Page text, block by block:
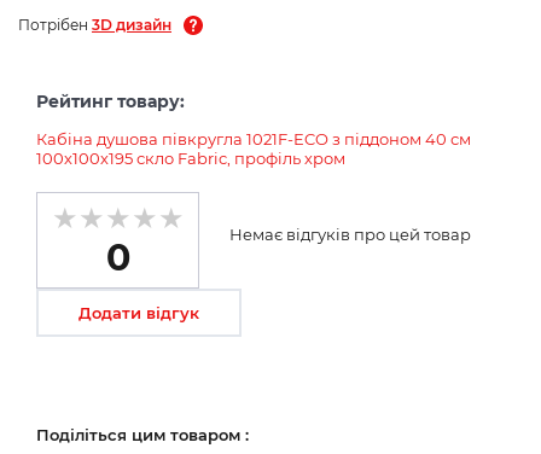
Потрібен 3D дизайн
Рейтинг товару:
Кабіна душова півкругла 1021F-ECO з піддоном 40 см
100х100х195 скло Fabric, профіль хром
0
Немає відгуків про цей товар
Додати відгук
Поділіться цим товаром :